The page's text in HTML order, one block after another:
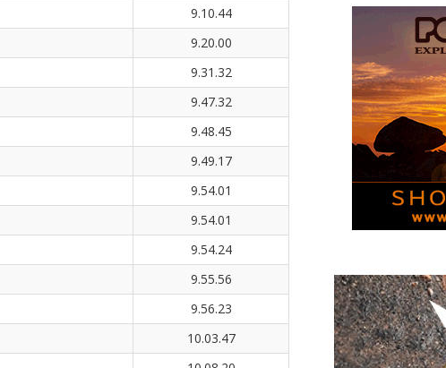
9.10.44
9.20.00
9.31.32
9.47.32
9.48.45
9.49.17
9.54.01
9.54.01
9.54.24
9.55.56
9.56.23
10.03.47